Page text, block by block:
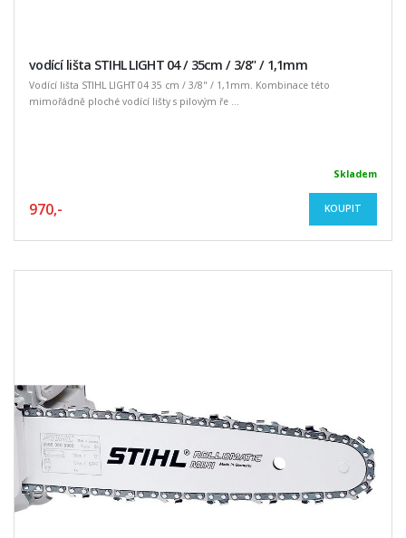
vodící lišta STIHL LIGHT 04 / 35cm / 3/8" / 1,1mm
Vodící lišta STIHL LIGHT 04 35 cm / 3/8" / 1,1mm. Kombinace této
mimořádně ploché vodící lišty s pilovým ře ...
Skladem
970,- KOUPIT